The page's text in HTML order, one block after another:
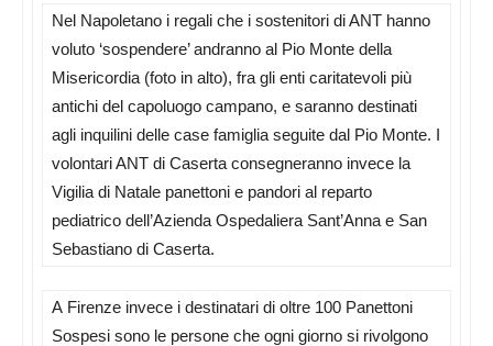
Nel Napoletano i regali che i sostenitori di ANT hanno
voluto ‘sospendere’ andranno al Pio Monte della
Misericordia (foto in alto), fra gli enti caritatevoli più
antichi del capoluogo campano, e saranno destinati
agli inquilini delle case famiglia seguite dal Pio Monte. I
volontari ANT di Caserta consegneranno invece la
Vigilia di Natale panettoni e pandori al reparto
pediatrico dell’Azienda Ospedaliera Sant’Anna e San
Sebastiano di Caserta.
A Firenze invece i destinatari di oltre 100 Panettoni
Sospesi sono le persone che ogni giorno si rivolgono